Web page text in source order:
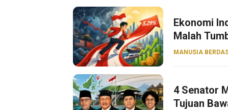
Ekonomi
Malah
MANUSIA
4 Senator
Tujuan